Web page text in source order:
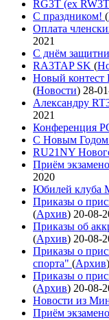
RG3T (ex
С праздником! (
Оплата
2021
С днём
RA3TAP SK (
Новый
(Новости) 28-
Александру
2021
Конференция
С Новым Годом
RU21NY
Приём
2020
Юбилей клуба
Приказы о
(Архив) 20-08-
Приказы об
(Архив) 20-08-
Приказы о
спорта" (Архив)
Приказы о
(Архив) 20-08-
Новости из
Приём